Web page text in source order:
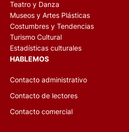
Teatro y Danza
Museos y Artes Plásticas
Costumbres y Tendencias
Turismo Cultural
Estadísticas culturales
HABLEMOS
Contacto administrativo
Contacto de lectores
Contacto comercial